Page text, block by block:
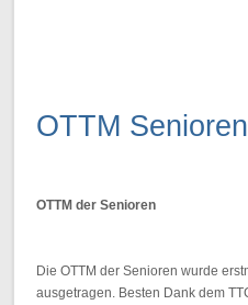
OTTM
OTTM der Senioren
Die OTTM der Senioren wurde
ausgetragen. Besten Dank dem